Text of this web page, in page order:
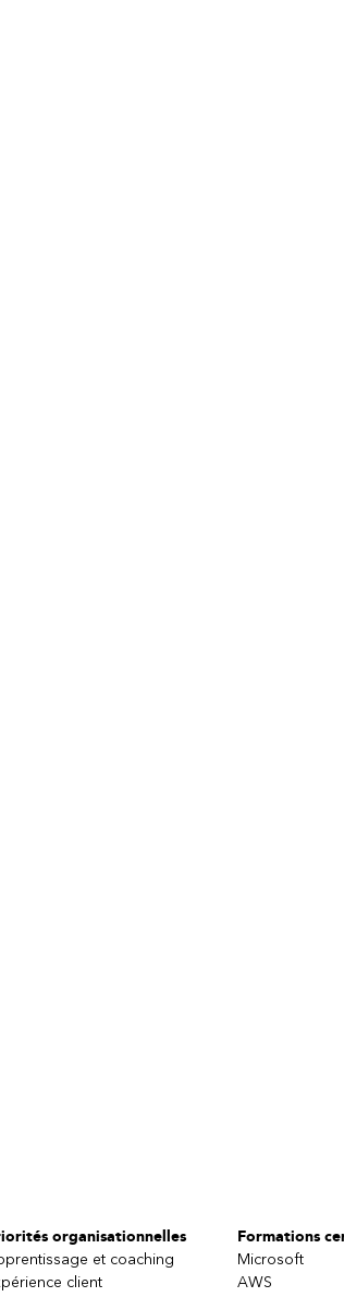
organisationnelles
et coaching
client
Formations
Microsoft
AWS